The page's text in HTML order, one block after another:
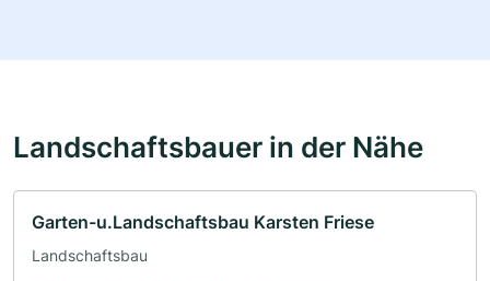
Landschaftsbauer in der Nähe
Garten-u.Landschaftsbau Karsten Friese
Landschaftsbau